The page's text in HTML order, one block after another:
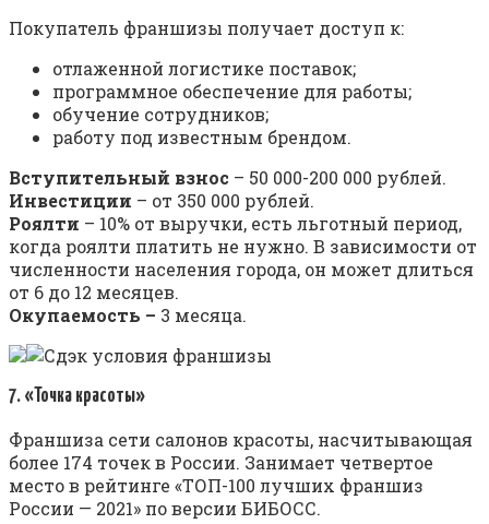
Покупатель франшизы получает доступ к:
отлаженной логистике поставок;
программное обеспечение для работы;
обучение сотрудников;
работу под известным брендом.
Вступительный взнос – 50 000-200 000 рублей.
Инвестиции – от 350 000 рублей.
Роялти – 10% от выручки, есть льготный период,
когда роялти платить не нужно. В зависимости от
численности населения города, он может длиться
от 6 до 12 месяцев.
Окупаемость – 3 месяца.
7. «Точка красоты»
Франшиза сети салонов красоты, насчитывающая
более 174 точек в России. Занимает четвертое
место в рейтинге «ТОП-100 лучших франшиз
России — 2021» по версии БИБОСС.